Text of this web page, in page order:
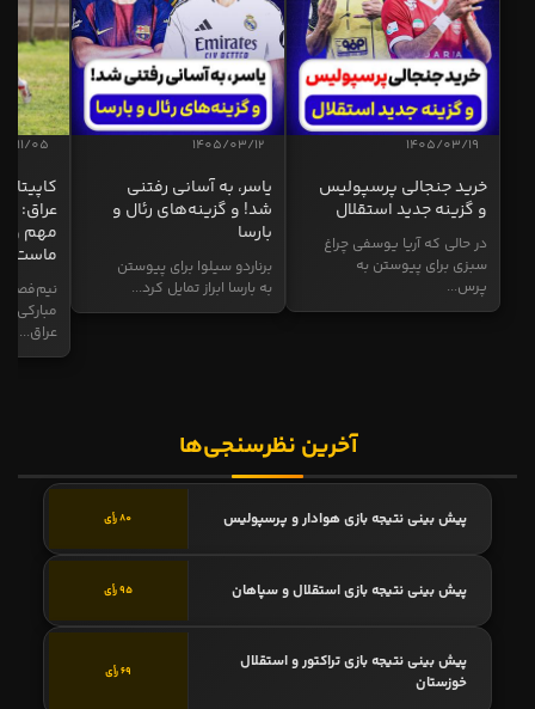
1405/03/19
خرید جنجالی پرسپولیس
و گزینه جدید استقلال
در حالی که آریا یوسفی چراغ
سبزی برای پیوستن به
پرس...
1405/03/12
یاسر، به آسانی رفتنی
شد! و گزینه‌های رئال و
بارسا
برناردو سیلوا برای پیوستن
به بارسا ابراز تمایل کرد...
11/05
عراق:
مهم و
ماست
نیم‌فصل
مبارکی
عراق...
آخرین نظرسنجی‌ها
پیش بینی نتیجه بازی هوادار و پرسپولیس 80 رأی
پیش بینی نتیجه بازی استقلال و سپاهان 95 رأی
پیش بینی نتیجه بازی تراکتور و استقلال
خوزستان
69 رأی